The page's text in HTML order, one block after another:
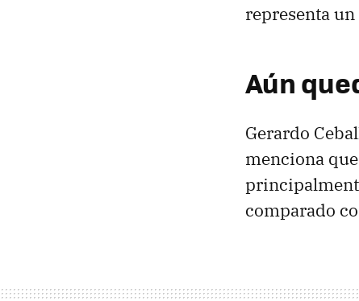
representa
Aún
Gerardo
menciona
comparado